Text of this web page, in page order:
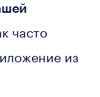
часто
из